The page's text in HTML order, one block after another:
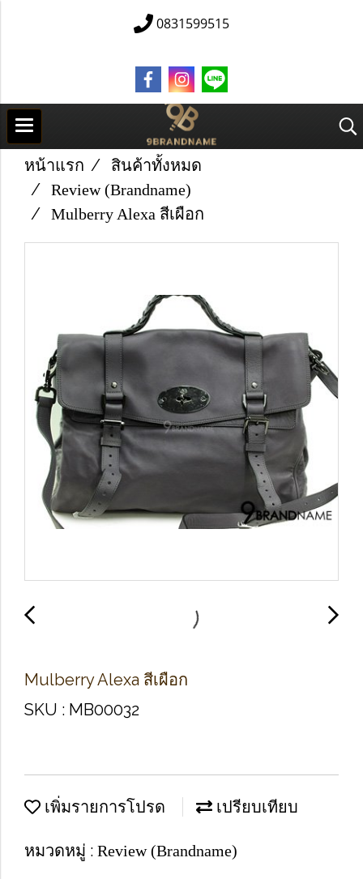
0831599515
หน้าแรก
สินค้าทั้งหมด
Review (Brandname)
Mulberry Alexa สีเผือก
Mulberry Alexa สีเผือก
SKU : MB00032
เพิ่มรายการโปรด เปรียบเทียบ
หมวดหมู่ : Review (Brandname)